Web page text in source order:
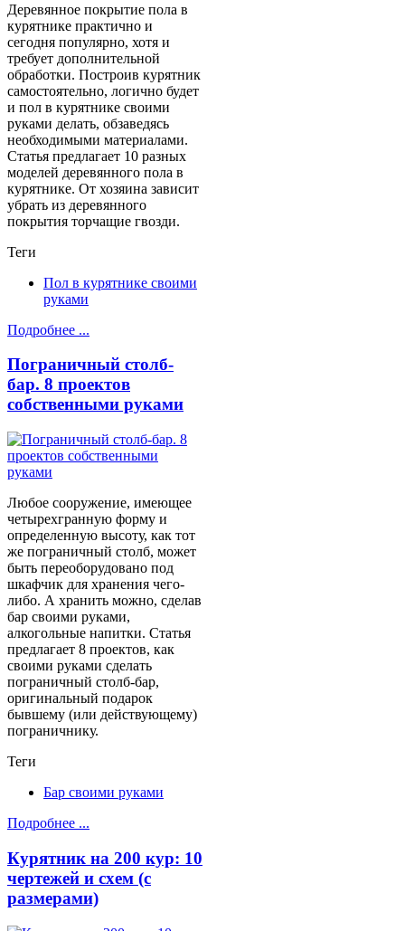
Деревянное покрытие пола в
курятнике практично и
сегодня популярно, хотя и
требует дополнительной
обработки. Построив курятник
самостоятельно, логично будет
и пол в курятнике своими
руками делать, обзаведясь
необходимыми материалами.
Статья предлагает 10 разных
моделей деревянного пола в
курятнике. От хозяина зависит
убрать из деревянного
покрытия торчащие гвозди.
Теги
Пол в курятнике своими
руками
Подробнее ...
Пограничный столб-
бар. 8 проектов
собственными руками
Любое сооружение, имеющее
четырехгранную форму и
определенную высоту, как тот
же пограничный столб, может
быть переоборудовано под
шкафчик для хранения чего-
либо. А хранить можно, сделав
бар своими руками,
алкогольные напитки. Статья
предлагает 8 проектов, как
своими руками сделать
пограничный столб-бар,
оригинальный подарок
бывшему (или действующему)
пограничнику.
Теги
Бар своими руками
Подробнее ...
Курятник на 200 кур: 10
чертежей и схем (с
размерами)